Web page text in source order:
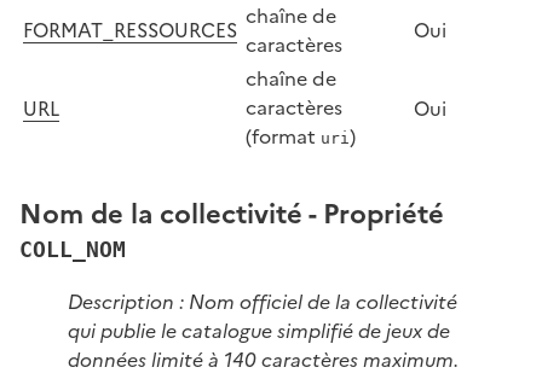
FORMAT_RESSOURCES
chaîne de
caractères
Oui
URL
chaîne de
caractères
(format uri)
Oui
Nom de la collectivité - Propriété
COLL_NOM
Description : Nom officiel de la collectivité
qui publie le catalogue simplifié de jeux de
données limité à 140 caractères maximum.